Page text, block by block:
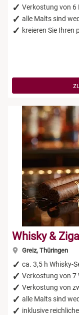
Verkostung von 6
alle Malts sind
kreieren Sie Ihren
Whisky &
Greiz, Thüringen
ca. 3,5 h Whisky-
Verkostung von 7
Verkostung von
alle Malts sind
inklusive